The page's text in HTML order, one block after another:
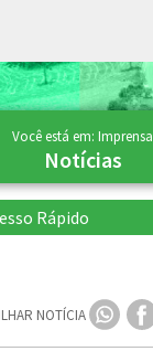
Você está em: Imprensa
Notícias
NOTÍCIA